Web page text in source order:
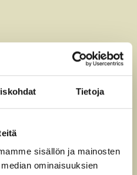
Tietoja
sisällön ja mainosten
ominaisuuksien